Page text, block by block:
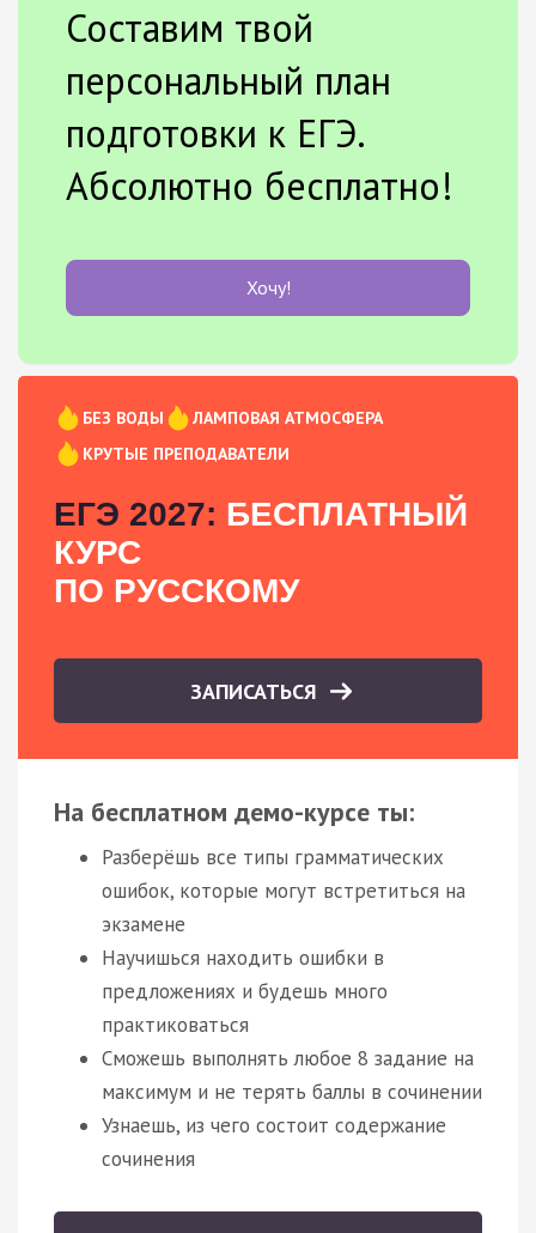
Составим твой
персональный план
подготовки к ЕГЭ.
Абсолютно бесплатно!
Хочу!
БЕЗ ВОДЫ
ЛАМПОВАЯ АТМОСФЕРА
КРУТЫЕ ПРЕПОДАВАТЕЛИ
ЕГЭ 2027: БЕСПЛАТНЫЙ
КУРС
ПО РУССКОМУ
ЗАПИСАТЬСЯ
На бесплатном демо-курсе ты:
Разберёшь все типы грамматических
ошибок, которые могут встретиться на
экзамене
Научишься находить ошибки в
предложениях и будешь много
практиковаться
Сможешь выполнять любое 8 задание на
максимум и не терять баллы в сочинении
Узнаешь, из чего состоит содержание
сочинения